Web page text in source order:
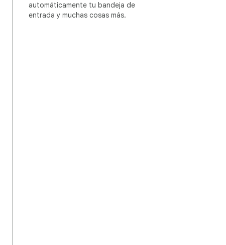
automáticamente tu bandeja de
entrada y muchas cosas más.